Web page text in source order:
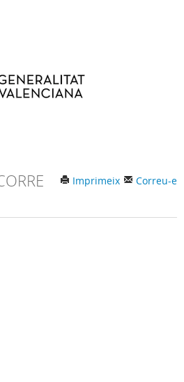
Correu-e
Imprimeix